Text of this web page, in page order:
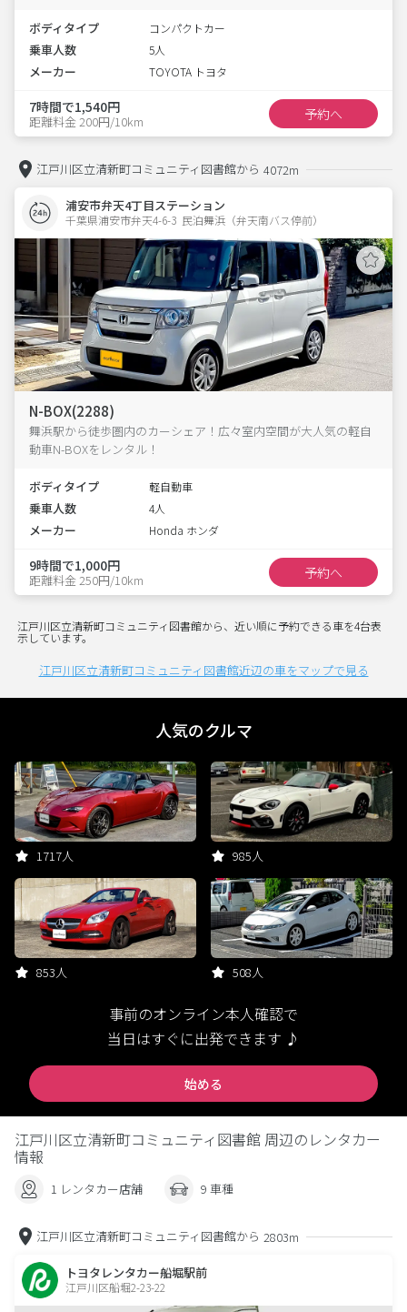
ボディタイプ コンパクトカー
乗車人数 5人
メーカー TOYOTA トヨタ
7時間で1,540円
距離料金 200円/10km 予約へ
江戸川区立清新町コミュニティ図書館から 4072m
浦安市弁天4丁目ステーション
千葉県浦安市弁天4-6-3  民泊舞浜（弁天南バス停前）
N-BOX(2288)
舞浜駅から徒歩圏内のカーシェア！広々室内空間が大人気の軽自
動車N-BOXをレンタル！
ボディタイプ 軽自動車
乗車人数 4人
メーカー Honda ホンダ
9時間で1,000円
距離料金 250円/10km 予約へ
江戸川区立清新町コミュニティ図書館から、近い順に予約できる車を4台表
示しています。
江戸川区立清新町コミュニティ図書館近辺の車をマップで見る
人気のクルマ
1717人 985人
853人 508人
事前のオンライン本人確認で
当日はすぐに出発できます ♪
始める
江戸川区立清新町コミュニティ図書館 周辺のレンタカー
情報
1 レンタカー店舗 9 車種
江戸川区立清新町コミュニティ図書館から 2803m
トヨタレンタカー船堀駅前
江戸川区船堀2-23-22